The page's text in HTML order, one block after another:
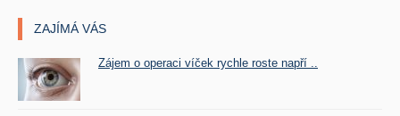
ZAJÍMÁ VÁS
Zájem o operaci víček rychle roste napří ..